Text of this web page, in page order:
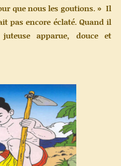
que nous les goutions. » Il
pas encore éclaté. Quand il
apparue, douce et